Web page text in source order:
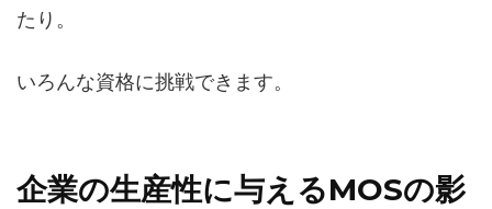
たり。
いろんな資格に挑戦できます。
企業の生産性に与えるMOSの影